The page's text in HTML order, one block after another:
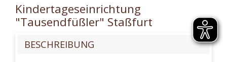
Kindertageseinrichtung
"Tausendfüßler" Staßfurt
BESCHREIBUNG